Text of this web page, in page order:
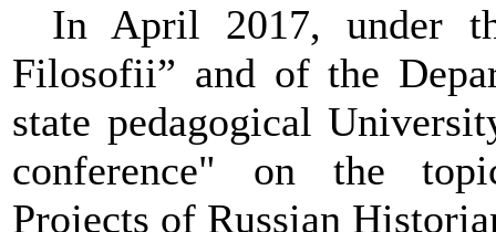
In April 2017, under
Filosofii” and of the
state pedagogical
conference" on the
Projects of Russian